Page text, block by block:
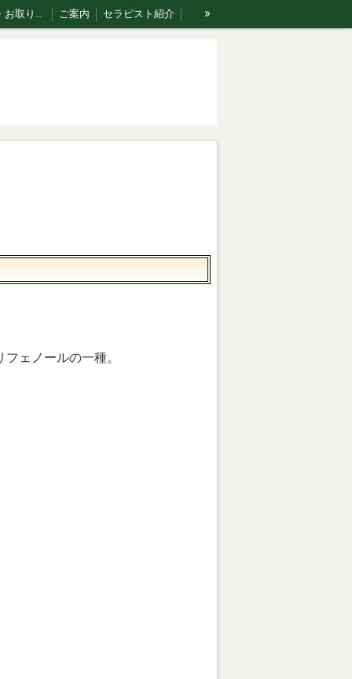
ご利用案内・お取り扱い商品･Rakumomiの想い ご案内 セラピスト紹介 »
ェノールの一種。